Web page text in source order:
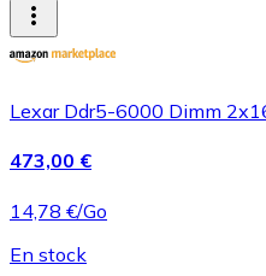
Lexar Ddr5-6000 Dimm
473,00 €
14,78 €/Go
En stock